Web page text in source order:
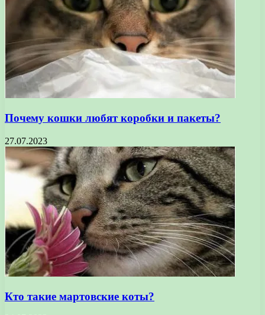
Почему кошки любят коробки и пакеты?
27.07.2023
Кто такие мартовские коты?